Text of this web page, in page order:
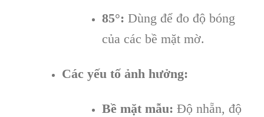
85°: Dùng để đo độ bóng
của các bề mặt mờ.
Các yếu tố ảnh hưởng:
Bề mặt mẫu: Độ nhẵn, độ